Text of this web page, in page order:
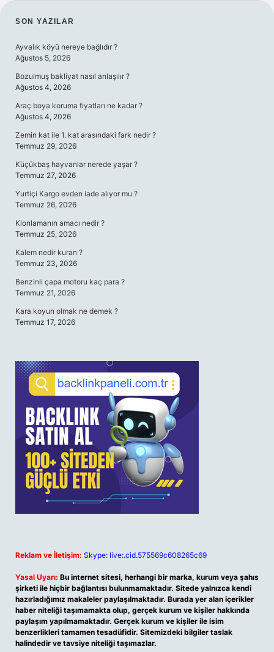
SIDEBAR
SON YAZILAR
Ayvalık köyü nereye bağlıdır ?
Ağustos 5, 2026
Bozulmuş bakliyat nasıl anlaşılır ?
Ağustos 4, 2026
Araç boya koruma fiyatları ne kadar ?
Ağustos 4, 2026
Zemin kat ile 1. kat arasındaki fark nedir ?
Temmuz 29, 2026
Küçükbaş hayvanlar nerede yaşar ?
Temmuz 27, 2026
Yurtiçi Kargo evden iade alıyor mu ?
Temmuz 26, 2026
Klonlamanın amacı nedir ?
Temmuz 25, 2026
Kalem nedir kuran ?
Temmuz 23, 2026
Benzinli çapa motoru kaç para ?
Temmuz 21, 2026
Kara koyun olmak ne demek ?
Temmuz 17, 2026
Reklam ve İletişim: Skype: live:.cid.575569c608265c69
Yasal Uyarı: Bu internet sitesi, herhangi bir marka, kurum veya şahıs
şirketi ile hiçbir bağlantısı bulunmamaktadır. Sitede yalnızca kendi
hazırladığımız makaleler paylaşılmaktadır. Burada yer alan içerikler
haber niteliği taşımamakta olup, gerçek kurum ve kişiler hakkında
paylaşım yapılmamaktadır. Gerçek kurum ve kişiler ile isim
benzerlikleri tamamen tesadüfidir. Sitemizdeki bilgiler taslak
halindedir ve tavsiye niteliği taşımazlar.